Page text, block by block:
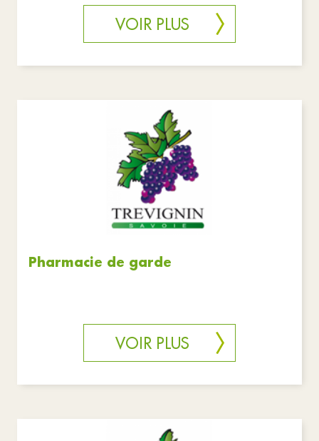
VOIR PLUS
Pharmacie de garde
VOIR PLUS